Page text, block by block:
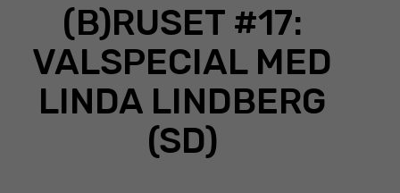
(B)RUSET #17:
VALSPECIAL MED
LINDA LINDBERG
(SD)